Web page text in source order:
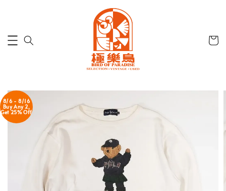
8/6 - 8/16
Buy Any 2,
Get 25% Off